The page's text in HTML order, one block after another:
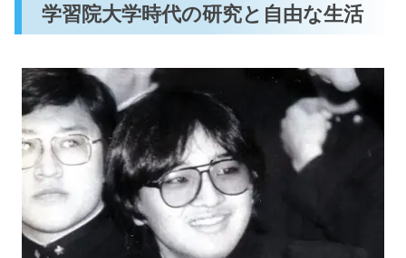
学習院大学時代の研究と自由な生活